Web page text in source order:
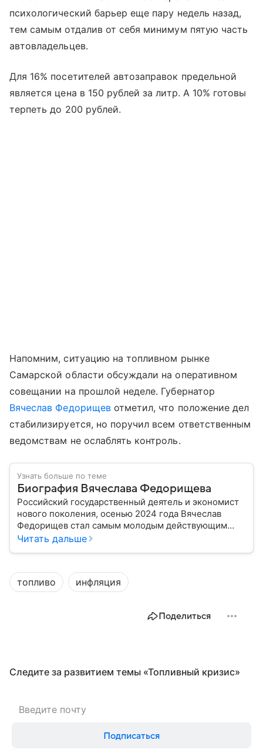
психологический барьер еще пару недель назад,
тем самым отдалив от себя минимум пятую часть
автовладельцев.
Для 16% посетителей автозаправок предельной
является цена в 150 рублей за литр. А 10% готовы
терпеть до 200 рублей.
Напомним, ситуацию на топливном рынке
Самарской области обсуждали на оперативном
совещании на прошлой неделе. Губернатор
Вячеслав Федорищевотметил, что положение дел
стабилизируется, но поручил всем ответственным
ведомствам не ослаблять контроль.
Узнать больше по теме
Биография Вячеслава Федорищева
Российский государственный деятель и экономист
нового поколения, осенью 2024 года Вячеслав
Федорищев стал самым молодым действующим
главой субъекта в РФ. Возглавивший Самарскую
Читать дальше
топливо инфляция
Поделиться
Следите за развитием темы «Топливный кризис»
Подписаться